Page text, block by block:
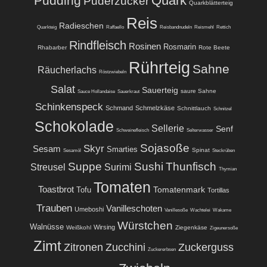
Quarkblätterteig
Quarkteig Radieschen Raffaello Reis Reisbandnudeln Reismehl Rettich
Rhabarber Rindfleisch Rosinen Rosmarin Rote Beete
Räucherlachs Röstzwiebeln Rührteig Sahne
Salat Sauce Hollandaise Sauerkraut Sauerteig saure Sahne
Schinkenspeck Schmand Schmelzkäse Schnittlauch Schnitzel
Schokolade Schweinefleisch Sellerie Selterwasser Senf
Sesam Sesamöl Skyr Smarties Sojasoße Spinat Steckrüben
Streusel Suppe Surimi Sushi Thunfisch Thymian
Toastbrot Tofu Tomaten Tomatenmark Tortillas
Trauben Umeboshi Vanilleschoten Vanillesoße Wachtelei Wakame
Walnüsse Weißkohl Wirsing Würstchen Ziegenkäse Zigeunersoße
Zimt Zitronen Zucchini Zuckererbsen Zuckerguss